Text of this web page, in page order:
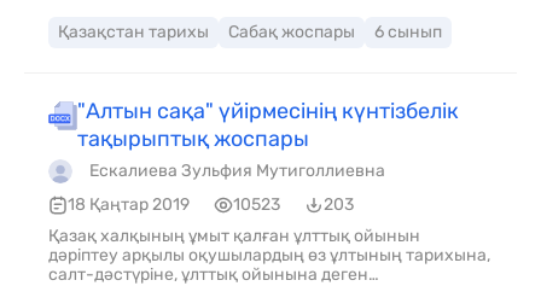
Қазақстан тарихы Сабақ жоспары 6 сынып
"Алтын сақа" үйірмесінің күнтізбелік
тақырыптық жоспары
Ескалиева Зульфия Мутиголлиевна
18 Қаңтар 2019
10523
203
Қазақ халқының ұмыт қалған ұлттық ойынын
дәріптеу арқылы оқушылардың өз ұлтының тарихына,
салт-дәстүріне, ұлттық ойынына деген